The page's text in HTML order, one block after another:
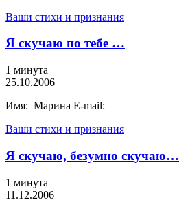
Ваши стихи и признания
Я скучаю по тебе …
1 минута
25.10.2006
Имя: Марина E-mail:
Ваши стихи и признания
Я скучаю, безумно скучаю…
1 минута
11.12.2006